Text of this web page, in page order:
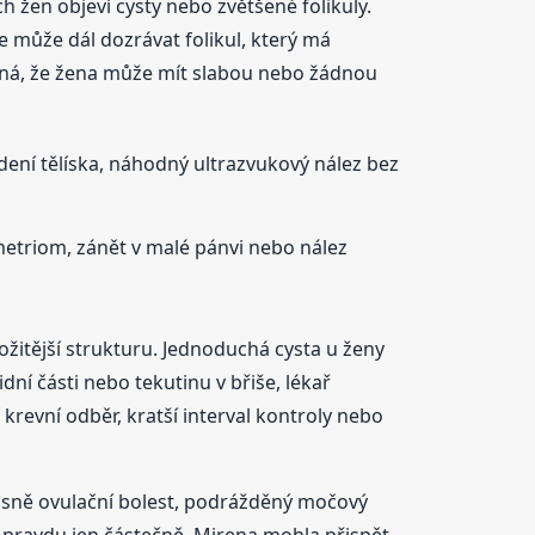
žen objeví cysty nebo zvětšené folikuly.
může dál dozrávat folikul, který má
že žena může mít slabou nebo žádnou
tělíska, náhodný ultrazvukový nález bez
zánět v malé pánvi nebo nález
strukturu. Jednoduchá cysta u ženy
části nebo tekutinu v břiše, lékař
odběr, kratší interval kontroly nebo
ovulační bolest, podrážděný močový